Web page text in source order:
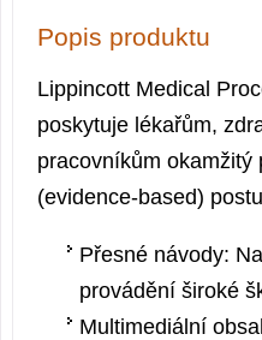
Popis produktu
Lippincott Medical
poskytuje lékařům,
pracovníkům
(evidence-based)
Přesné návody:
provádění široké
Multimediální